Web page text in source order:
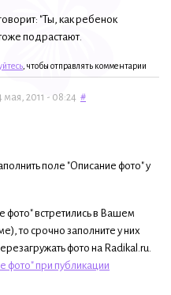
"Ты, как ребенок
подрастают.
, чтобы отправлять комментарии
мая, 2011 - 08:24 #
поле "Описание фото" у
фото" встретились в Вашем
то срочно заполните у них
фото на Radikal.ru.
фото" при публикации